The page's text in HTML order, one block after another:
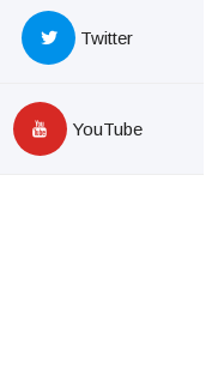
Twitter
YouTube